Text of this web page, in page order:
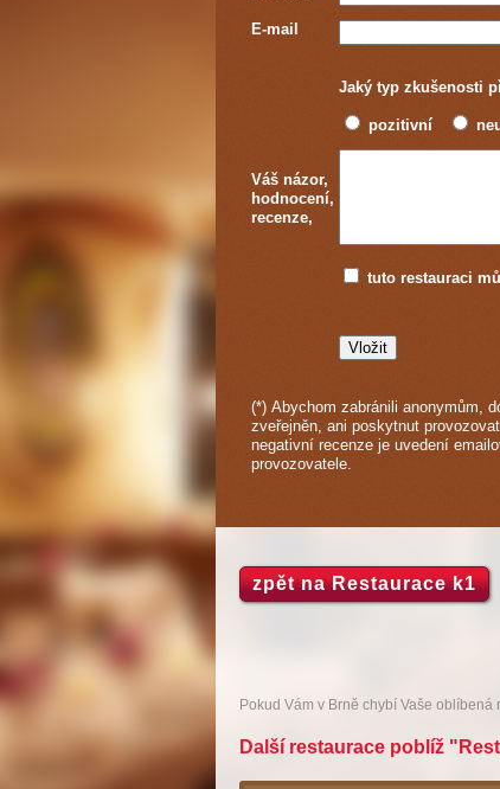
E-mail
Jaký typ zkušenosti
pozitivní
Váš názor,
hodnocení,
recenze,
tuto restauraci
(*) Abychom zabránili anonymům,
zveřejněn, ani poskytnut
negativní recenze je uvedení
provozovatele.
zpět na Restaurace k1
Pokud Vám v Brně chybí Vaše oblíbená
Další restaurace poblíž